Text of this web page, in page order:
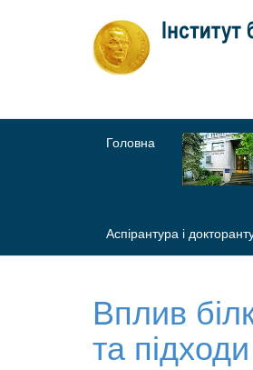
Головна
Аспірантура і
Вплив
та